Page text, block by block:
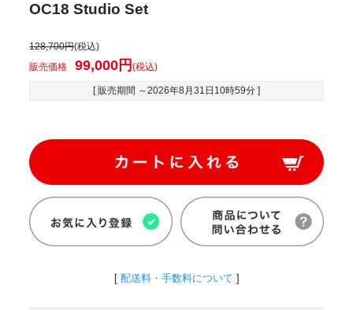
OC18 Studio Set
128,700円(税込)
販売価格
99,000円(税込)
[ 販売期間 ～2026年8月31日10時59分 ]
[ 配送料・手数料について ]